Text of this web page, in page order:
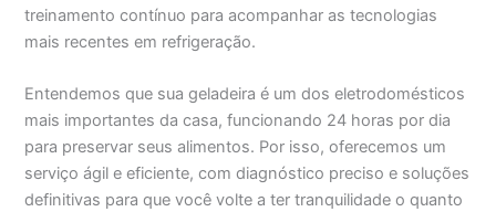
treinamento contínuo para acompanhar as tecnologias
mais recentes em refrigeração.
Entendemos que sua geladeira é um dos eletrodomésticos
mais importantes da casa, funcionando 24 horas por dia
para preservar seus alimentos. Por isso, oferecemos um
serviço ágil e eficiente, com diagnóstico preciso e soluções
definitivas para que você volte a ter tranquilidade o quanto